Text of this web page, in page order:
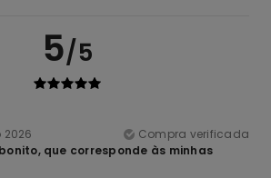
5/5
2026
Compra verificada
que corresponde às minhas